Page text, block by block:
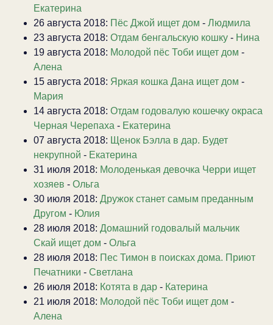
Екатерина
26 августа 2018: Пёс Джой ищет дом - Людмила
23 августа 2018: Отдам бенгальскую кошку - Нина
19 августа 2018: Молодой пёс Тоби ищет дом -
Алена
15 августа 2018: Яркая кошка Дана ищет дом -
Мария
14 августа 2018: Отдам годовалую кошечку окраса
Черная Черепаха - Екатерина
07 августа 2018: Щенок Бэлла в дар. Будет
некрупной - Екатерина
31 июля 2018: Молоденькая девочка Черри ищет
хозяев - Ольга
30 июля 2018: Дружок станет самым преданным
Другом - Юлия
28 июля 2018: Домашний годовалый мальчик
Скай ищет дом - Ольга
28 июля 2018: Пес Тимон в поисках дома. Приют
Печатники - Светлана
26 июля 2018: Котята в дар - Катерина
21 июля 2018: Молодой пёс Тоби ищет дом -
Алена